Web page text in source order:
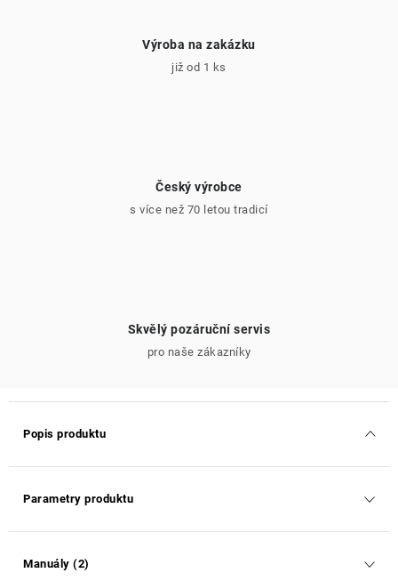
Výroba na zakázku
již od 1 ks
Český výrobce
s více než 70 letou tradicí
Skvělý pozáruční servis
pro naše zákazníky
Popis produktu
Parametry produktu
Manuály (2)